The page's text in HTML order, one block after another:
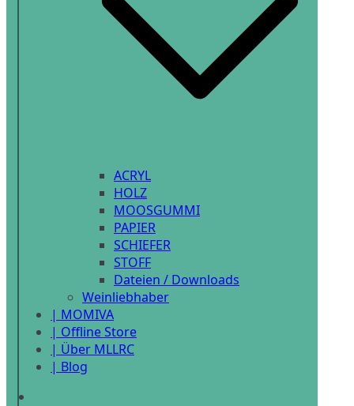
ACRYL
HOLZ
MOOSGUMMI
PAPIER
SCHIEFER
STOFF
Dateien / Downloads
Weinliebhaber
| MOMIVA
| Offline Store
| Über MLLRC
| Blog